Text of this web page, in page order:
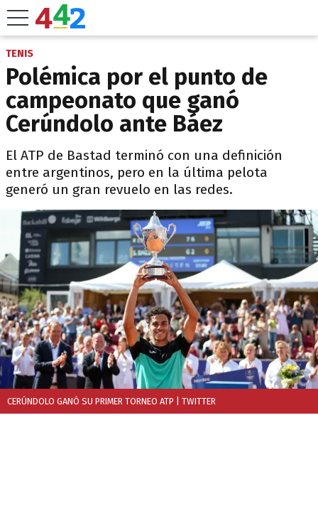
TENIS
Polémica por el punto de
campeonato que ganó
Cerúndolo ante Báez
El ATP de Bastad terminó con una definición
entre argentinos, pero en la última pelota
generó un gran revuelo en las redes.
CERÚNDOLO GANÓ SU PRIMER TORNEO ATP | TWITTER